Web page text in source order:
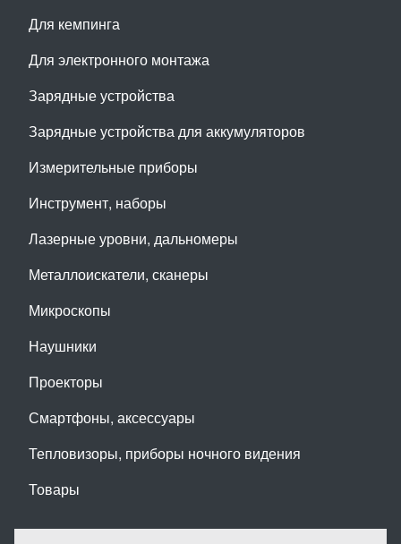
Для кемпинга
Для электронного монтажа
Зарядные устройства
Зарядные устройства для аккумуляторов
Измерительные приборы
Инструмент, наборы
Лазерные уровни, дальномеры
Металлоискатели, сканеры
Микроскопы
Наушники
Проекторы
Смартфоны, аксессуары
Тепловизоры, приборы ночного видения
Товары